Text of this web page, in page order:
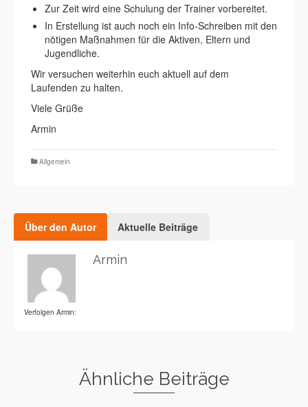
Zur Zeit wird eine Schulung der Trainer vorbereitet.
In Erstellung ist auch noch ein Info-Schreiben mit den
nötigen Maßnahmen für die Aktiven, Eltern und
Jugendliche.
Wir versuchen weiterhin euch aktuell auf dem
Laufenden zu halten.
Viele Grüße
Armin
Allgemein
Über den Autor Aktuelle Beiträge
Verfolgen Armin:
Armin
Ähnliche Beiträge